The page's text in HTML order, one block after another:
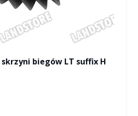
biegów LT suffix H